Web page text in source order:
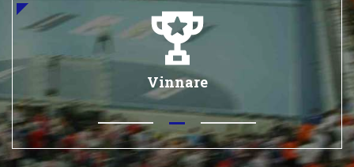
Vinnare